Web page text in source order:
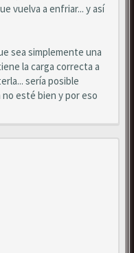
vuelva a enfriar... y así
sea simplemente una
la carga correcta a
sería posible
esté bien y por eso